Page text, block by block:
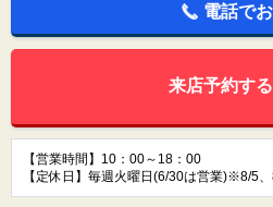
電話で
来店予約す
【営業時間】10：00～18：00
【定休日】毎週火曜日(6/30は営業)※8/5